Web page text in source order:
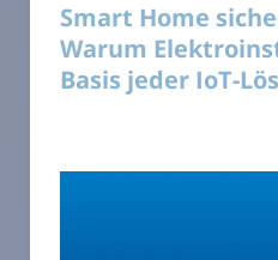
Smart Home
Warum
Basis jeder IoT-